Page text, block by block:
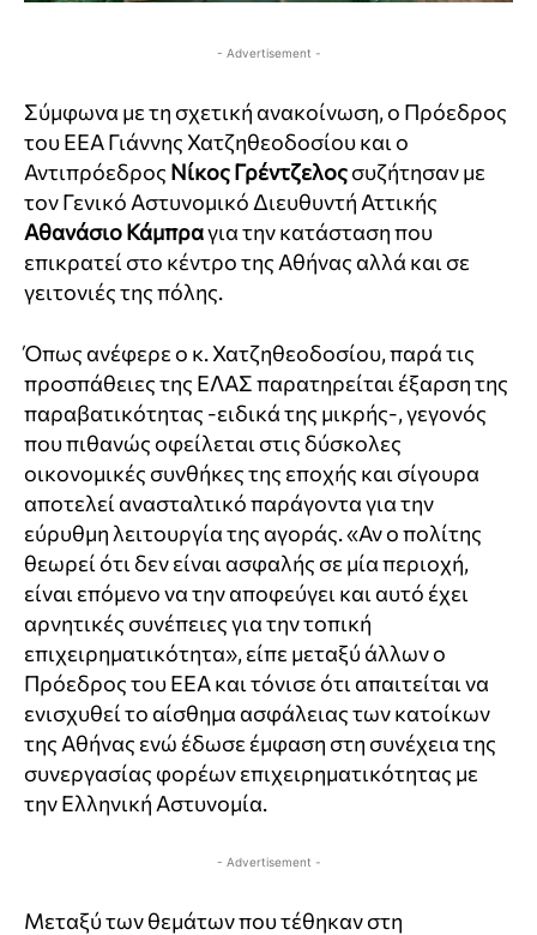
- Advertisement -
Σύμφωνα με τη σχετική ανακοίνωση, ο Πρόεδρος
του ΕΕΑ Γιάννης Χατζηθεοδοσίου και ο
Αντιπρόεδρος Νίκος Γρέντζελοςσυζήτησαν με
τον Γενικό Αστυνομικό Διευθυντή Αττικής
Αθανάσιο Κάμπραγια την κατάσταση που
επικρατεί στο κέντρο της Αθήνας αλλά και σε
γειτονιές της πόλης.
Όπως ανέφερε ο κ. Χατζηθεοδοσίου, παρά τις
προσπάθειες της ΕΛΑΣ παρατηρείται έξαρση της
παραβατικότητας -ειδικά της μικρής-, γεγονός
που πιθανώς οφείλεται στις δύσκολες
οικονομικές συνθήκες της εποχής και σίγουρα
αποτελεί ανασταλτικό παράγοντα για την
εύρυθμη λειτουργία της αγοράς. «Αν ο πολίτης
θεωρεί ότι δεν είναι ασφαλής σε μία περιοχή,
είναι επόμενο να την αποφεύγει και αυτό έχει
αρνητικές συνέπειες για την τοπική
επιχειρηματικότητα», είπε μεταξύ άλλων ο
Πρόεδρος του ΕΕΑ και τόνισε ότι απαιτείται να
ενισχυθεί το αίσθημα ασφάλειας των κατοίκων
της Αθήνας ενώ έδωσε έμφαση στη συνέχεια της
συνεργασίας φορέων επιχειρηματικότητας με
την Ελληνική Αστυνομία.
- Advertisement -
Μεταξύ των θεμάτων που τέθηκαν στη